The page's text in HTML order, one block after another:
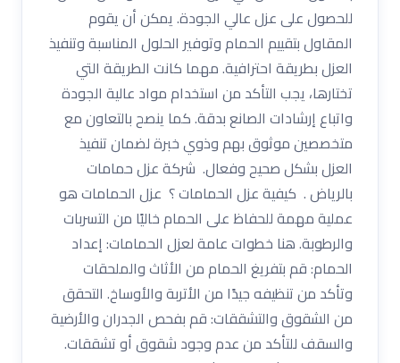
للحصول على عزل عالي الجودة. يمكن أن يقوم
المقاول بتقييم الحمام وتوفير الحلول المناسبة وتنفيذ
العزل بطريقة احترافية. مهما كانت الطريقة التي
تختارها، يجب التأكد من استخدام مواد عالية الجودة
واتباع إرشادات الصانع بدقة. كما ينصح بالتعاون مع
متخصصين موثوق بهم وذوي خبرة لضمان تنفيذ
العزل بشكل صحيح وفعال. شركة عزل حمامات
بالرياض . كيفية عزل الحمامات ؟ عزل الحمامات هو
عملية مهمة للحفاظ على الحمام خاليًا من التسربات
والرطوبة. هنا خطوات عامة لعزل الحمامات: إعداد
الحمام: قم بتفريغ الحمام من الأثاث والملحقات
وتأكد من تنظيفه جيدًا من الأتربة والأوساخ. التحقق
من الشقوق والتشققات: قم بفحص الجدران والأرضية
والسقف للتأكد من عدم وجود شقوق أو تشققات.